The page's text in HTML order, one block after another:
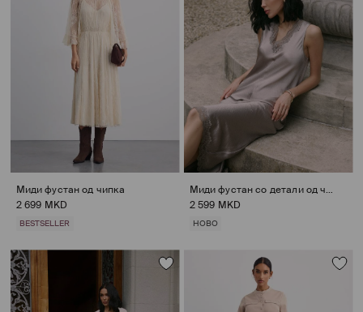
Миди фустан од чипка
2 699 MKD
BESTSELLER
Миди фустан со детали од чипка
2 599 MKD
НОВО